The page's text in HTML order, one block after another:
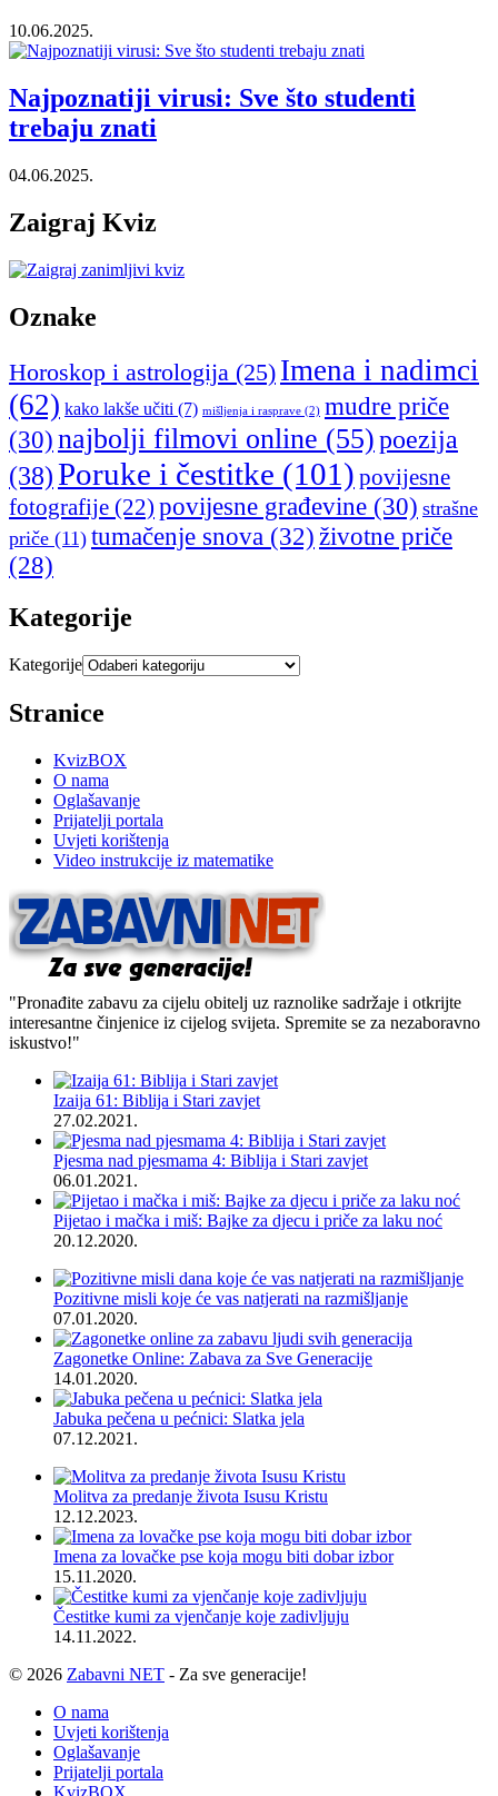
10.06.2025.
Najpoznatiji virusi: Sve što studenti
trebaju znati
04.06.2025.
Zaigraj Kviz
Oznake
Horoskop i astrologija (25) Imena i nadimci
(62) kako lakše učiti (7) mišljenja i rasprave (2) mudre priče
(30) najbolji filmovi online (55)poezija
(38)Poruke i čestitke (101) povijesne
fotografije (22) povijesne građevine (30) strašne
priče (11) tumačenje snova (32) životne priče
(28)
Kategorije
Kategorije
Stranice
KvizBOX
O nama
Oglašavanje
Prijatelji portala
Uvjeti korištenja
Video instrukcije iz matematike
"Pronađite zabavu za cijelu obitelj uz raznolike sadržaje i otkrijte
interesantne činjenice iz cijelog svijeta. Spremite se za nezaboravno
iskustvo!"
Izaija 61: Biblija i Stari zavjet
27.02.2021.
Pjesma nad pjesmama 4: Biblija i Stari zavjet
06.01.2021.
Pijetao i mačka i miš: Bajke za djecu i priče za laku noć
20.12.2020.
Pozitivne misli koje će vas natjerati na razmišljanje
07.01.2020.
Zagonetke Online: Zabava za Sve Generacije
14.01.2020.
Jabuka pečena u pećnici: Slatka jela
07.12.2021.
Molitva za predanje života Isusu Kristu
12.12.2023.
Imena za lovačke pse koja mogu biti dobar izbor
15.11.2020.
Čestitke kumi za vjenčanje koje zadivljuju
14.11.2022.
© 2026 Zabavni NET - Za sve generacije!
O nama
Uvjeti korištenja
Oglašavanje
Prijatelji portala
KvizBOX